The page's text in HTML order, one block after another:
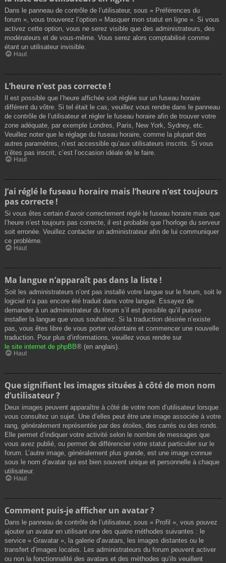
Dans le panneau de contrôle de l’utilisateur, sous « Préférences du
forum », vous trouverez l’option « Masquer mon statut en ligne ». Si vous
activez cette option, vous ne serez visible que des administrateurs, des
modérateurs et de vous-même. Vous serez alors comptabilisé comme
étant un utilisateur invisible.
Haut
L’heure n’est pas correcte !
Il est possible que l’heure affichée soit réglée sur un fuseau horaire
différent du vôtre. Si tel était le cas, veuillez vous rendre dans le panneau
de contrôle de l’utilisateur et régler le fuseau horaire afin de trouver votre
zone adéquate, par exemple Londres, Paris, New York, Sydney, etc.
Veuillez noter que le réglage du fuseau horaire, comme la plupart des
autres paramètres, n’est accessible qu’aux utilisateurs inscrits. Si vous
n’êtes pas inscrit, c’est l’occasion idéale de le faire.
Haut
J’ai réglé le fuseau horaire mais l’heure n’est toujours
pas correcte !
Si vous êtes certain d’avoir correctement réglé le fuseau horaire mais que
l’heure n’est toujours pas correcte, il est probable que l’horloge du serveur
soit erronée. Veuillez contacter un administrateur afin de lui communiquer
ce problème.
Haut
Ma langue n’apparaît pas dans la liste !
Soit les administrateurs n’ont pas installé votre langue sur le forum, soit le
logiciel n’a pas encore été traduit dans votre langue. Essayez de
demander à un administrateur du forum s’il est possible qu’il puisse
installer la langue que vous souhaitez. Si la traduction désirée n’existe
pas, vous êtes libre de vous porter volontaire et commencer une nouvelle
traduction. Pour plus d’informations, veuillez vous rendre sur
le site internet de phpBB® (en anglais).
Haut
Que signifient les images situées à côté de mon nom
d’utilisateur ?
Deux images peuvent apparaître à côté de votre nom d’utilisateur lorsque
vous consultez un sujet. Une d’elles peut être une image associée à votre
rang, généralement représentée par des étoiles, des carrés ou des ronds.
Elle permet d’indiquer votre activité selon le nombre de messages que
vous avez publié, ou permet de différencier votre statut particulier sur le
forum. L’autre image, généralement plus grande, est une image connue
sous le nom d’avatar qui est bien souvent unique et personnelle à chaque
utilisateur.
Haut
Comment puis-je afficher un avatar ?
Dans le panneau de contrôle de l’utilisateur, sous « Profil », vous pouvez
ajouter un avatar en utilisant une des quatre méthodes suivantes : le
service « Gravatar », la galerie d’avatars, les images distantes ou le
transfert d’images locales. Les administrateurs du forum peuvent activer
ou non la fonctionnalité des avatars et des méthodes qu’ils veuillent